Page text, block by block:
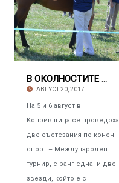
В ОКОЛНОСТИТЕ НА КОПРИВЩИЦА Два тура по коне
АВГУСТ 20, 2017
На 5 и 6 август в
Копривщица се проведоха
две състезания по конен
спорт – Международен
турнир, с ранг една и две
звезди, който е с